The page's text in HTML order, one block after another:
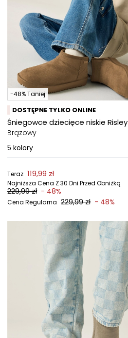
-48% Taniej
DOSTĘPNE TYLKO ONLINE
Śniegowce dziecięce niskie Risley
Brązowy
5 kolory
Teraz 119,99 zł
Najniższa Cena Z 30 Dni Przed Obniżką
229,99 zł - 48%
Cena Regularna 229,99 zł - 48%